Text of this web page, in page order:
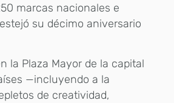
marcas nacionales e
su décimo aniversario
la Plaza Mayor de la capital
—incluyendo a la
de creatividad,